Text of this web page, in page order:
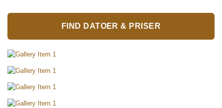
FIND DATOER & PRISER